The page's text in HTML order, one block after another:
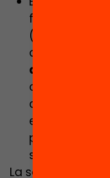
factors
(desafecció
autoestima) i
oblidar que el
directament
el mateix
paraules,
se’n més.
La sola